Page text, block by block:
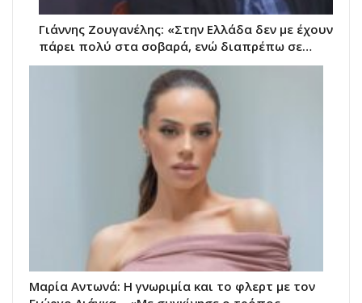
Γιάννης Ζουγανέλης: «Στην Ελλάδα δεν με έχουν
πάρει πολύ στα σοβαρά, ενώ διαπρέπω σε…
Μαρία Αντωνά: Η γνωριμία και το φλερτ με τον